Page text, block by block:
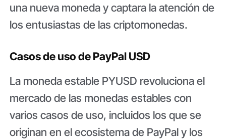
una nueva moneda y captara la atención de
los entusiastas de las criptomonedas.
Casos de uso de PayPal USD
La moneda estable PYUSD revoluciona el
mercado de las monedas estables con
varios casos de uso, incluidos los que se
originan en el ecosistema de PayPal y los